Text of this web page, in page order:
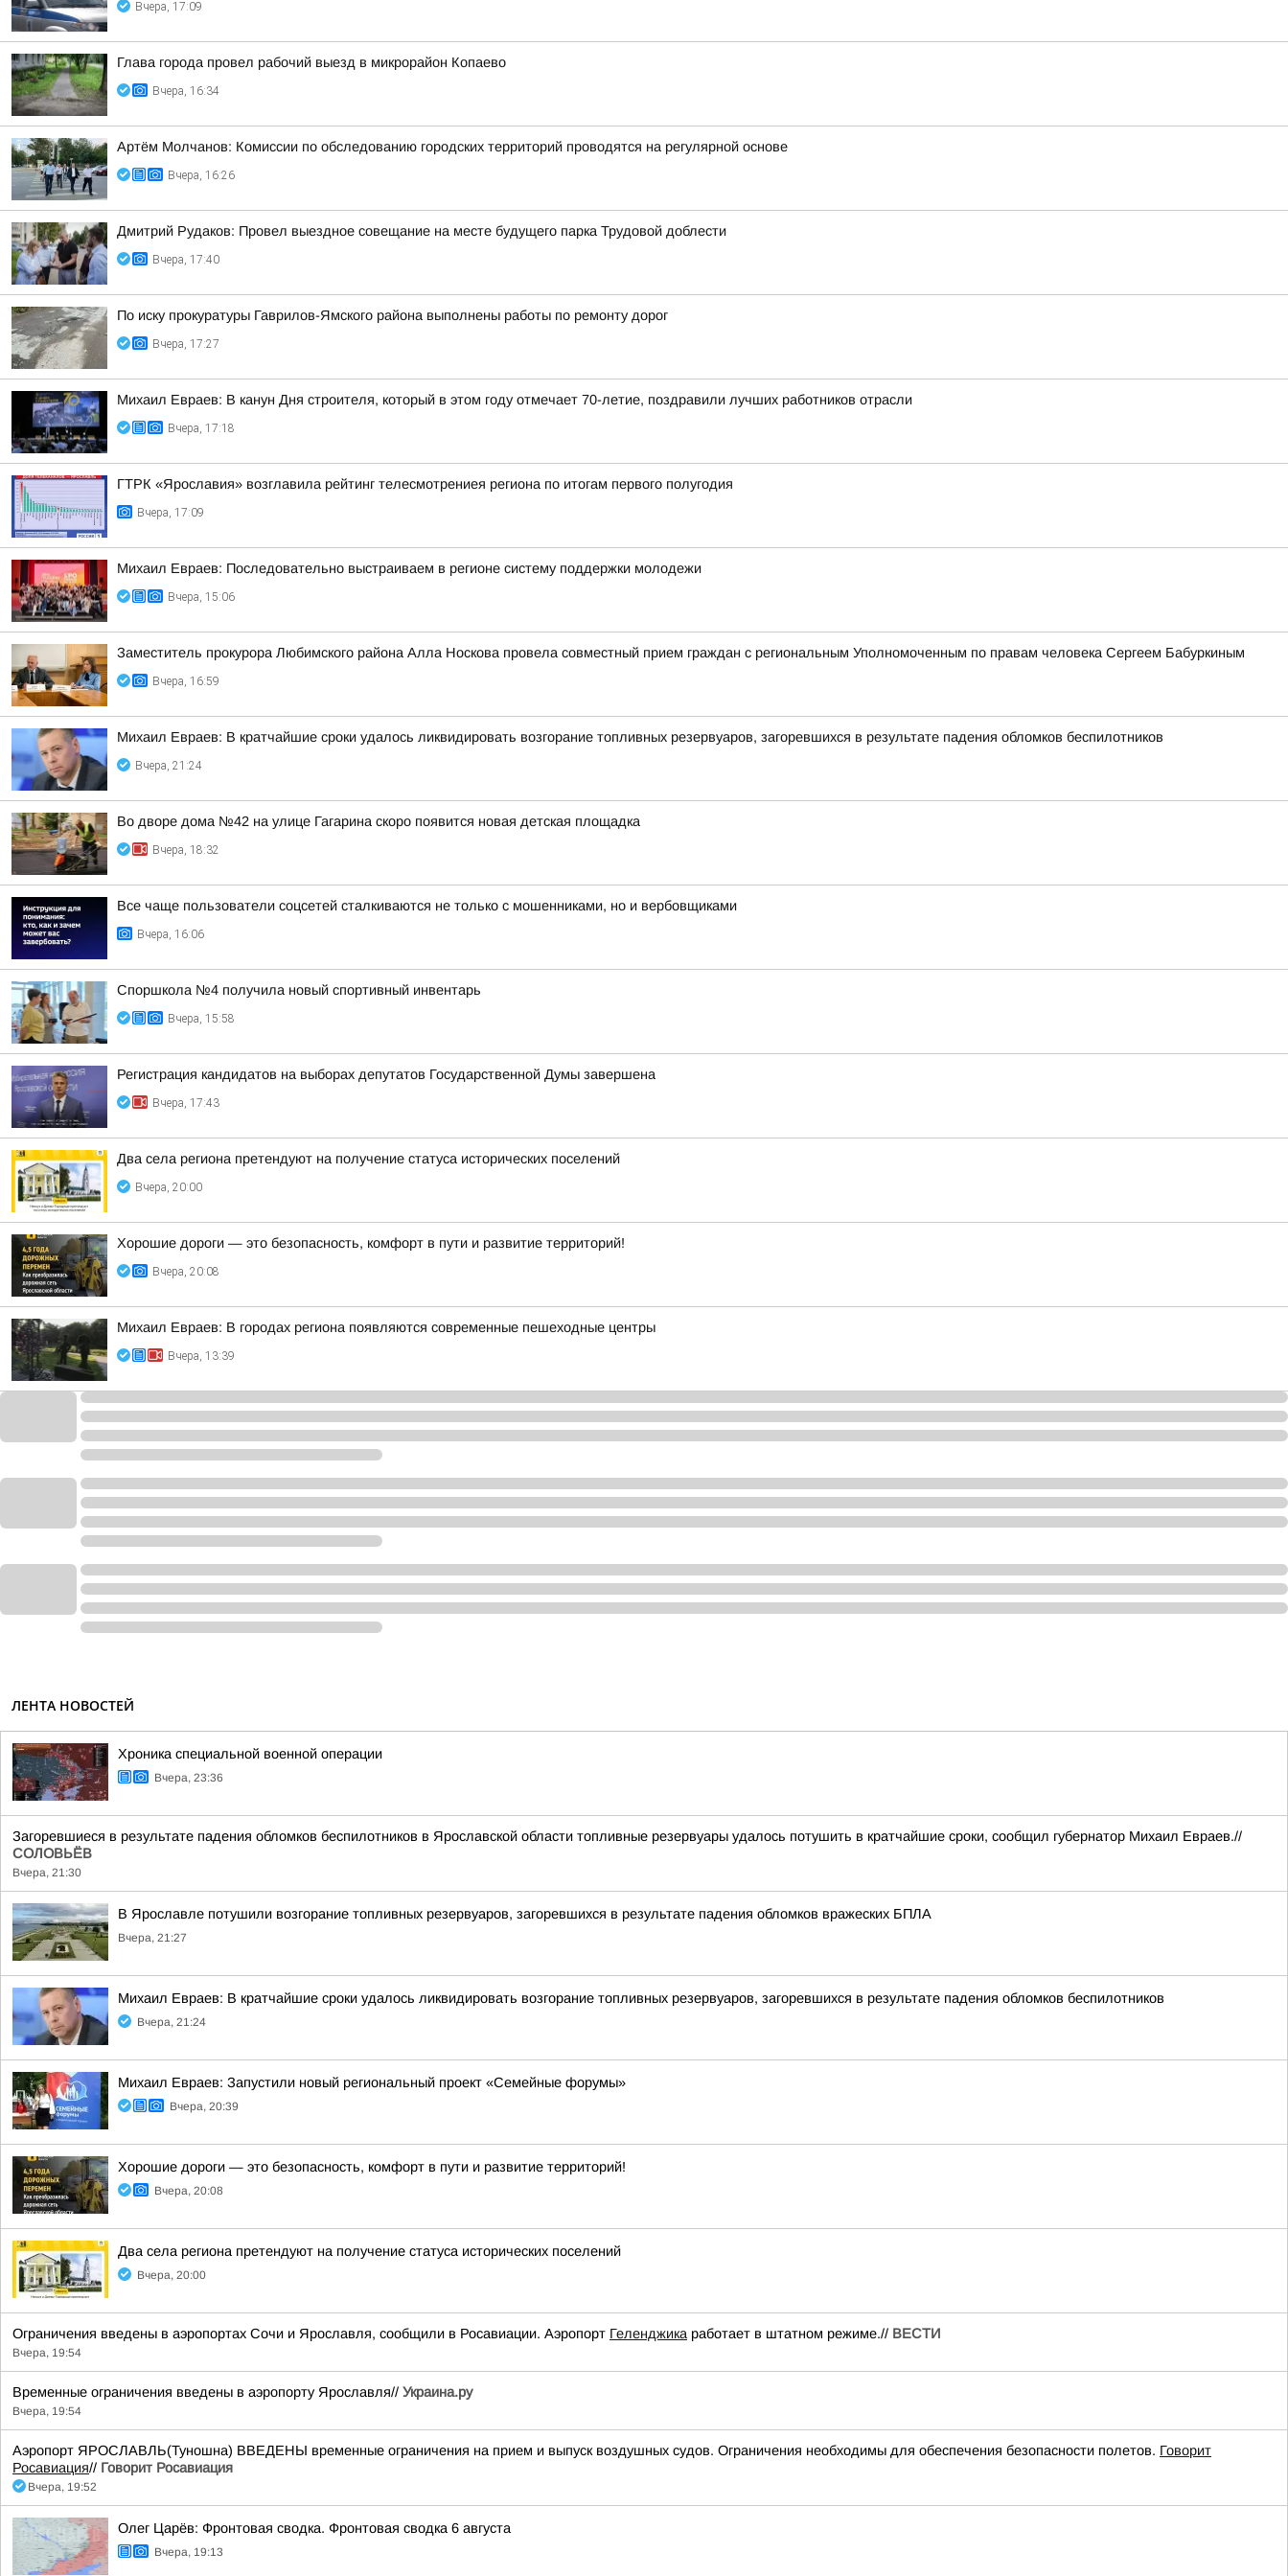
Вчера, 17:09
Глава города провел рабочий выезд в микрорайон Копаево
Вчера, 16:34
Артём Молчанов: Комиссии по обследованию городских территорий проводятся на регулярной основе
Вчера, 16:26
Дмитрий Рудаков: Провел выездное совещание на месте будущего парка Трудовой доблести
Вчера, 17:40
По иску прокуратуры Гаврилов-Ямского района выполнены работы по ремонту дорог
Вчера, 17:27
Михаил Евраев: В канун Дня строителя, который в этом году отмечает 70-летие, поздравили лучших работников отрасли
Вчера, 17:18
ГТРК «Ярославия» возглавила рейтинг телесмотрениея региона по итогам первого полугодия
Вчера, 17:09
Михаил Евраев: Последовательно выстраиваем в регионе систему поддержки молодежи
Вчера, 15:06
Заместитель прокурора Любимского района Алла Носкова провела совместный прием граждан с региональным Уполномоченным по правам человека Сергеем Бабуркиным
Вчера, 16:59
Михаил Евраев: В кратчайшие сроки удалось ликвидировать возгорание топливных резервуаров, загоревшихся в результате падения обломков беспилотников
Вчера, 21:24
Во дворе дома №42 на улице Гагарина скоро появится новая детская площадка
Вчера, 18:32
Все чаще пользователи соцсетей сталкиваются не только с мошенниками, но и вербовщиками
Вчера, 16:06
Споршкола №4 получила новый спортивный инвентарь
Вчера, 15:58
Регистрация кандидатов на выборах депутатов Государственной Думы завершена
Вчера, 17:43
Два села региона претендуют на получение статуса исторических поселений
Вчера, 20:00
Хорошие дороги — это безопасность, комфорт в пути и развитие территорий!
Вчера, 20:08
Михаил Евраев: В городах региона появляются современные пешеходные центры
Вчера, 13:39
ЛЕНТА НОВОСТЕЙ
Хроника специальной военной операции
Вчера, 23:36
Загоревшиеся в результате падения обломков беспилотников в Ярославской области топливные резервуары удалось потушить в кратчайшие сроки, сообщил губернатор Михаил Евраев.//
СОЛОВЬЁВ
Вчера, 21:30
В Ярославле потушили возгорание топливных резервуаров, загоревшихся в результате падения обломков вражеских БПЛА
Вчера, 21:27
Михаил Евраев: В кратчайшие сроки удалось ликвидировать возгорание топливных резервуаров, загоревшихся в результате падения обломков беспилотников
Вчера, 21:24
Михаил Евраев: Запустили новый региональный проект «Семейные форумы»
Вчера, 20:39
Хорошие дороги — это безопасность, комфорт в пути и развитие территорий!
Вчера, 20:08
Два села региона претендуют на получение статуса исторических поселений
Вчера, 20:00
Ограничения введены в аэропортах Сочи и Ярославля, сообщили в Росавиации. Аэропорт Геленджика работает в штатном режиме.// ВЕСТИ
Вчера, 19:54
Временные ограничения введены в аэропорту Ярославля// Украина.ру
Вчера, 19:54
Аэропорт ЯРОСЛАВЛЬ(Туношна) ВВЕДЕНЫ временные ограничения на прием и выпуск воздушных судов. Ограничения необходимы для обеспечения безопасности полетов. Говорит
Росавиация// Говорит Росавиация
Вчера, 19:52
Олег Царёв: Фронтовая сводка. Фронтовая сводка 6 августа
Вчера, 19:13